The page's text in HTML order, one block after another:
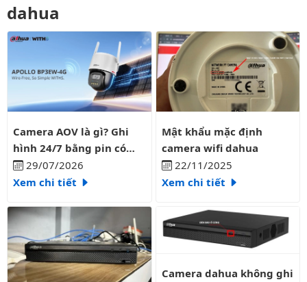
dahua
Camera AOV là gì? Ghi hình 24/7 bằng pin có liên tục?
Camera AOV là gì? Ghi
hình 24/7 bằng pin có
liên tục?
29/07/2026
Xem chi tiết
Mật khẩu mặc định camera
Mật khẩu mặc định
camera wifi dahua
22/11/2025
Xem chi tiết
Camera dahua không ghi hình
Camera dahua không ghi